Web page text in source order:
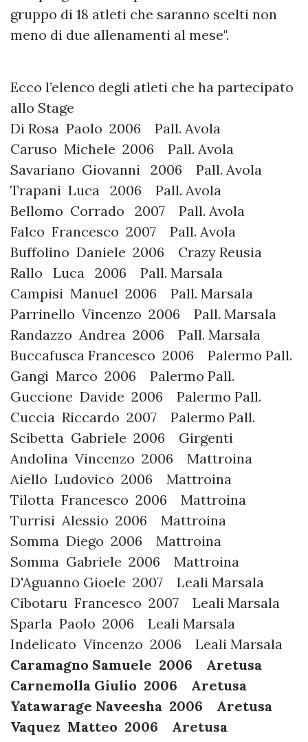
gruppo di 18 atleti che saranno scelti non
meno di due allenamenti al mese".
Ecco l’elenco degli atleti che ha partecipato
allo Stage
Di Rosa Paolo 2006 Pall. Avola
Caruso Michele 2006 Pall. Avola
Savariano Giovanni 2006 Pall. Avola
Trapani Luca 2006 Pall. Avola
Bellomo Corrado 2007 Pall. Avola
Falco Francesco 2007 Pall. Avola
Buffolino Daniele 2006 Crazy Reusia
Rallo Luca 2006 Pall. Marsala
Campisi Manuel 2006 Pall. Marsala
Parrinello Vincenzo 2006 Pall. Marsala
Randazzo Andrea 2006 Pall. Marsala
Buccafusca Francesco 2006 Palermo Pall.
Gangi Marco 2006 Palermo Pall.
Guccione Davide 2006 Palermo Pall.
Cuccia Riccardo 2007 Palermo Pall.
Scibetta Gabriele 2006 Girgenti
Andolina Vincenzo 2006 Mattroina
Aiello Ludovico 2006 Mattroina
Tilotta Francesco 2006 Mattroina
Turrisi Alessio 2006 Mattroina
Somma Diego 2006 Mattroina
Somma Gabriele 2006 Mattroina
D'Aguanno Gioele 2007 Leali Marsala
Cibotaru Francesco 2007 Leali Marsala
Sparla Paolo 2006 Leali Marsala
Indelicato Vincenzo 2006 Leali Marsala
Caramagno Samuele 2006 Aretusa
Carnemolla Giulio 2006 Aretusa
Yatawarage Naveesha 2006 Aretusa
Vaquez Matteo 2006 Aretusa